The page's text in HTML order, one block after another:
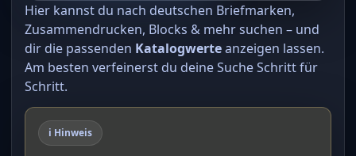
Hier kannst du nach deutschen Briefmarken,
Zusammendrucken, Blocks & mehr suchen – und
dir die passenden Katalogwerteanzeigen lassen.
Am besten verfeinerst du deine Suche Schritt für
Schritt.
ℹ️ Hinweis